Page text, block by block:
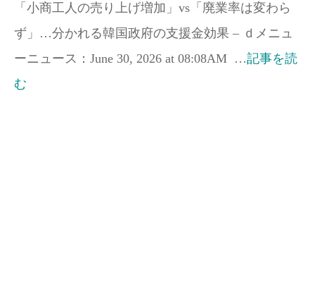
「小商工人の売り上げ増加」vs「廃業率は変わら
ず」…分かれる韓国政府の支援金効果 – ｄメニュ
ーニュース：June 30, 2026 at 08:08AM …記事を読
む